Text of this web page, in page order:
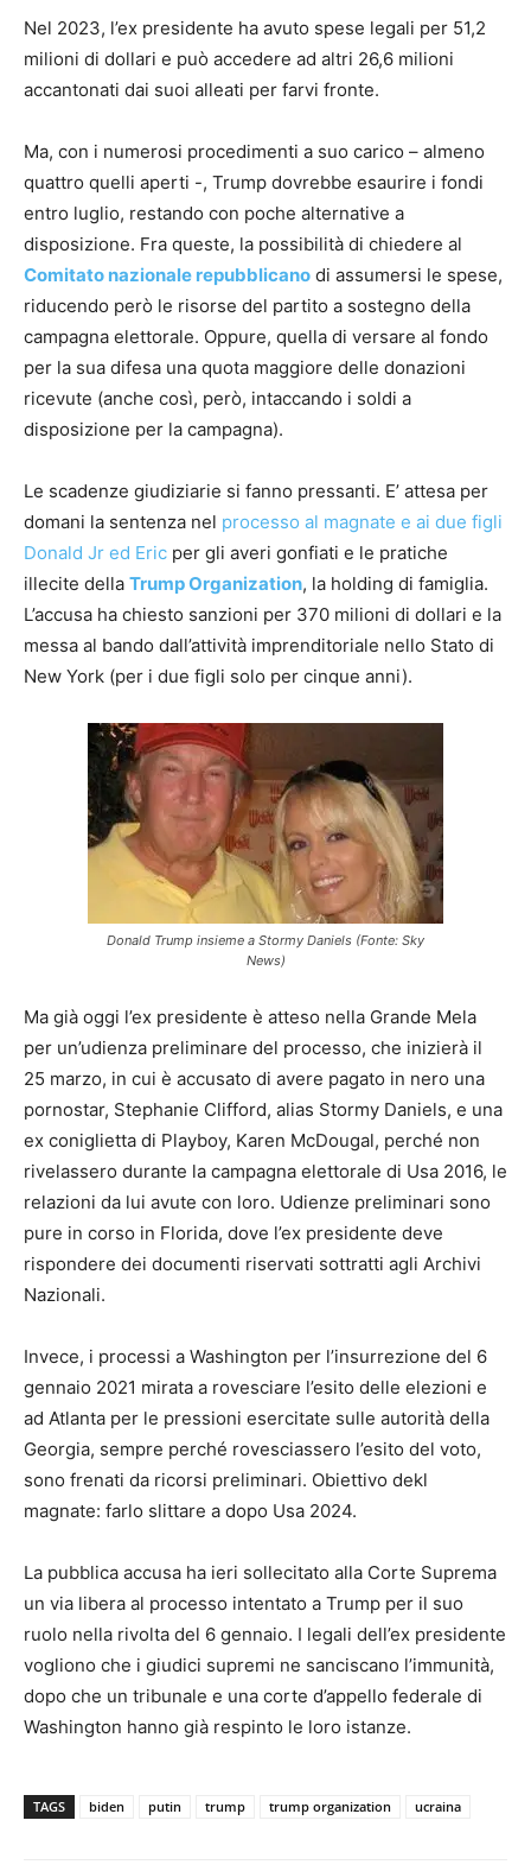
Nel 2023, l’ex presidente ha avuto spese legali per 51,2
milioni di dollari e può accedere ad altri 26,6 milioni
accantonati dai suoi alleati per farvi fronte.
Ma, con i numerosi procedimenti a suo carico – almeno
quattro quelli aperti -, Trump dovrebbe esaurire i fondi
entro luglio, restando con poche alternative a
disposizione. Fra queste, la possibilità di chiedere al
Comitato nazionale repubblicano di assumersi le spese,
riducendo però le risorse del partito a sostegno della
campagna elettorale. Oppure, quella di versare al fondo
per la sua difesa una quota maggiore delle donazioni
ricevute (anche così, però, intaccando i soldi a
disposizione per la campagna).
Le scadenze giudiziarie si fanno pressanti. E’ attesa per
domani la sentenza nel processo al magnate e ai due figli
Donald Jr ed Eric per gli averi gonfiati e le pratiche
illecite della Trump Organization, la holding di famiglia.
L’accusa ha chiesto sanzioni per 370 milioni di dollari e la
messa al bando dall’attività imprenditoriale nello Stato di
New York (per i due figli solo per cinque anni).
Donald Trump insieme a Stormy Daniels (Fonte: Sky
News)
Ma già oggi l’ex presidente è atteso nella Grande Mela
per un’udienza preliminare del processo, che inizierà il
25 marzo, in cui è accusato di avere pagato in nero una
pornostar, Stephanie Clifford, alias Stormy Daniels, e una
ex coniglietta di Playboy, Karen McDougal, perché non
rivelassero durante la campagna elettorale di Usa 2016, le
relazioni da lui avute con loro. Udienze preliminari sono
pure in corso in Florida, dove l’ex presidente deve
rispondere dei documenti riservati sottratti agli Archivi
Nazionali.
Invece, i processi a Washington per l’insurrezione del 6
gennaio 2021 mirata a rovesciare l’esito delle elezioni e
ad Atlanta per le pressioni esercitate sulle autorità della
Georgia, sempre perché rovesciassero l’esito del voto,
sono frenati da ricorsi preliminari. Obiettivo dekl
magnate: farlo slittare a dopo Usa 2024.
La pubblica accusa ha ieri sollecitato alla Corte Suprema
un via libera al processo intentato a Trump per il suo
ruolo nella rivolta del 6 gennaio. I legali dell’ex presidente
vogliono che i giudici supremi ne sanciscano l’immunità,
dopo che un tribunale e una corte d’appello federale di
Washington hanno già respinto le loro istanze.
TAGS biden putin trump trump organization ucraina